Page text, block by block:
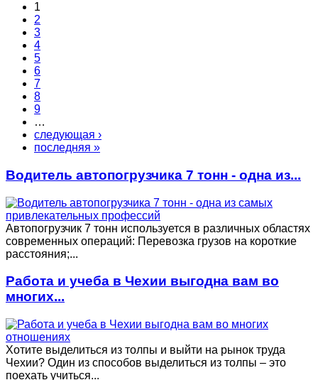
1
2
3
4
5
6
7
8
9
…
следующая ›
последняя »
Водитель автопогрузчика 7 тонн - одна из...
Автопогрузчик 7 тонн используется в различных областях
современных операций: Перевозка грузов на короткие
расстояния;...
Работа и учеба в Чехии выгодна вам во
многих...
Хотите выделиться из толпы и выйти на рынок труда
Чехии? Один из способов выделиться из толпы – это
поехать учиться...